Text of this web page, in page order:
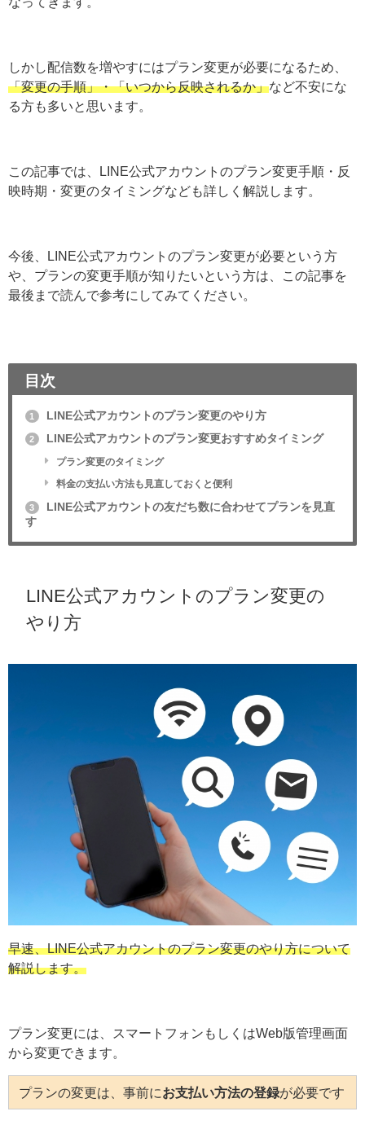
しかし配信数を増やすにはプラン変更が必要になるため、
「変更の手順」・「いつから反映されるか」など不安にな
る方も多いと思います。
この記事では、LINE公式アカウントのプラン変更手順・反
映時期・変更のタイミングなども詳しく解説します。
今後、LINE公式アカウントのプラン変更が必要という方
や、プランの変更手順が知りたいという方は、この記事を
最後まで読んで参考にしてみてください。
目次
1 LINE公式アカウントのプラン変更のやり方
2 LINE公式アカウントのプラン変更おすすめタイミング
プラン変更のタイミング
料金の支払い方法も見直しておくと便利
3
LINE公式アカウントの友だち数に合わせてプランを見直
す
LINE公式アカウントのプラン変更の
やり方
早速、LINE公式アカウントのプラン変更のやり方について
解説します。
プラン変更には、スマートフォンもしくはWeb版管理画面
から変更できます。
プランの変更は、事前にお支払い方法の登録が必要です